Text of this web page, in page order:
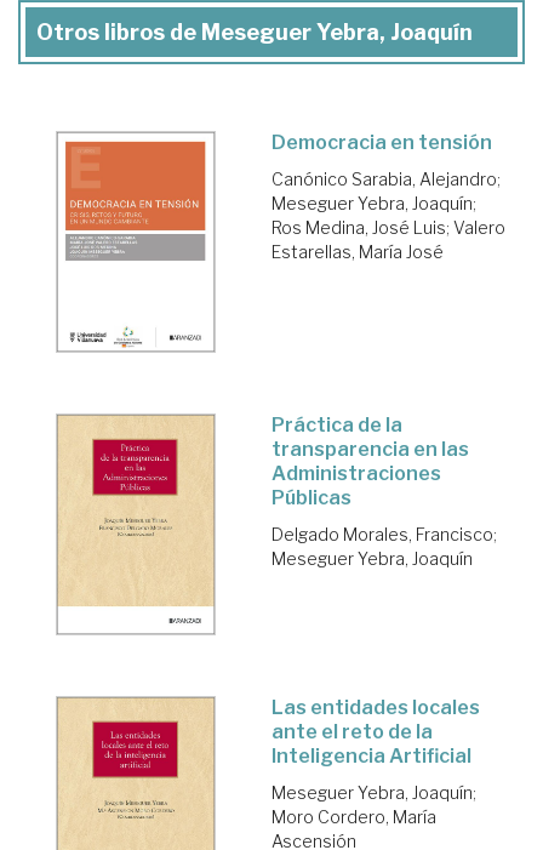
Otros libros de Meseguer Yebra, Joaquín
Democracia en tensión
Canónico Sarabia, Alejandro;
Meseguer Yebra, Joaquín;
Ros Medina, José Luis; Valero
Estarellas, María José
Práctica de la
transparencia en las
Administraciones
Públicas
Delgado Morales, Francisco;
Meseguer Yebra, Joaquín
Las entidades locales
ante el reto de la
Inteligencia Artificial
Meseguer Yebra, Joaquín;
Moro Cordero, María
Ascensión